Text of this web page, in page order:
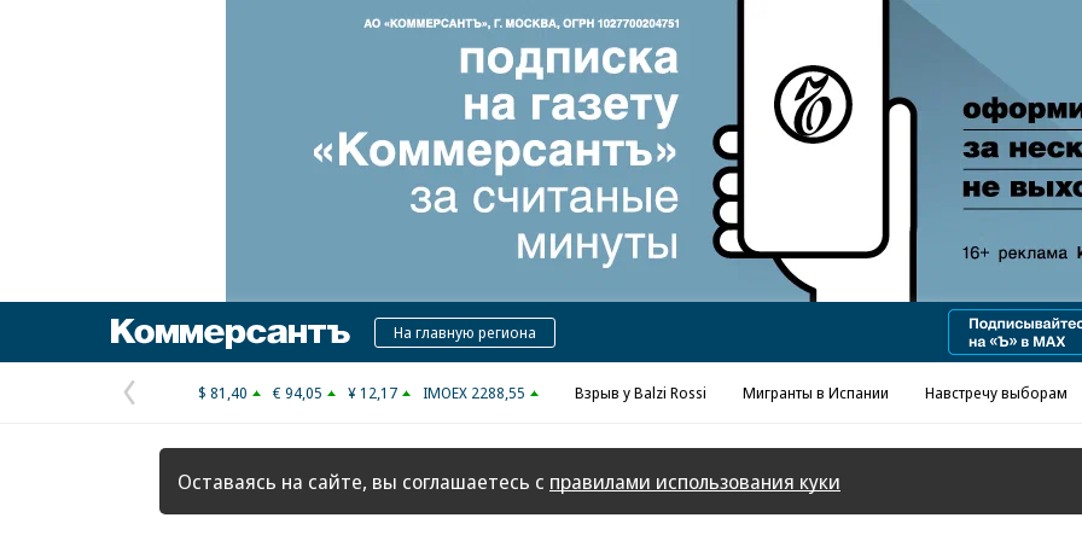
Реклама в «Ъ» www.kommersant.ru/ad
КоммерсантъНа главную региона
Предыдущая
страница
$ 81,40 € 94,05 ¥ 12,17 IMOEX 2288,55 Взрыв у Balzi Rossi Мигранты в Испании Навстречу выборам
Оставаясь на сайте, вы соглашаетесь с правилами использования куки